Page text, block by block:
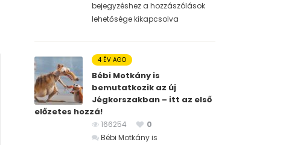
bejegyzéshez a hozzászólások
lehetősége kikapcsolva
4 ÉV AGO
Bébi Motkány is
bemutatkozik az új
Jégkorszakban – itt az első
előzetes hozzá!
166254
0
Bébi Motkány is